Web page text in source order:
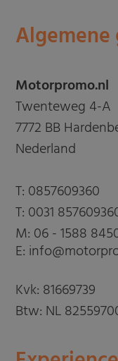
Algemene
Motorpromo.nl
Twenteweg 4-A
7772 BB
Nederland
T: 0857609360
T: 0031
M: 06 - 1588
E:
Kvk: 81669739
Btw: NL